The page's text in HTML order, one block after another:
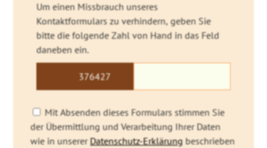
Um einen Missbrauch unseres
Kontaktformulars zu verhindern, geben Sie
bitte die folgende Zahl von Hand in das Feld
daneben ein.
376427185
Mit Absenden dieses Formulars stimmen Sie
der Übermittlung und Verarbeitung Ihrer Daten
wie in unsererDatenschutz-Erklärung beschrieben